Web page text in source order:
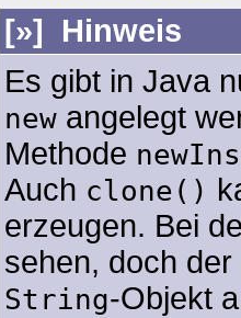
[»] Hinweis
Es gibt in Java
new angelegt
Methode
Auch clone()
erzeugen. Bei
sehen, doch
String-Objekt